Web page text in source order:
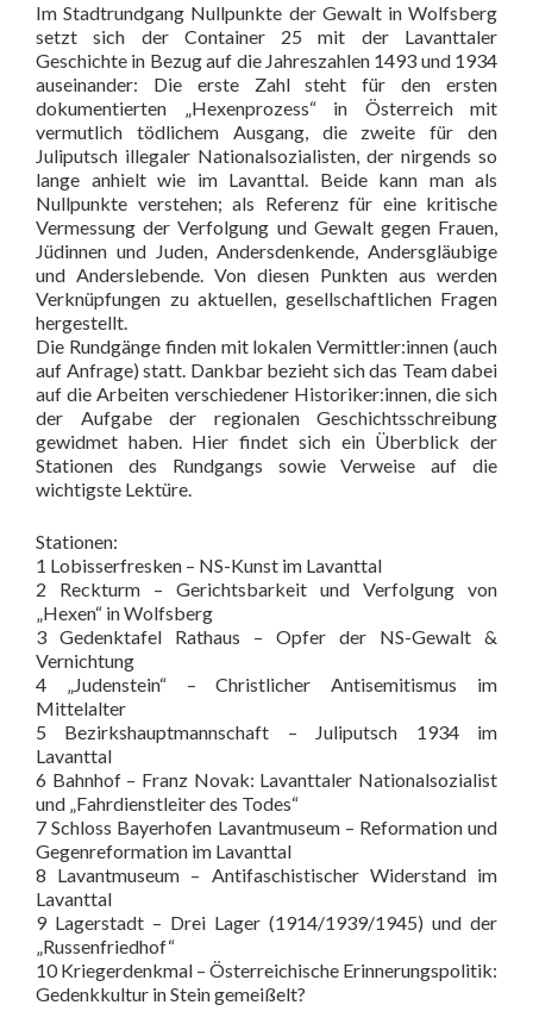
Im Stadtrundgang Nullpunkte der Gewalt in Wolfsberg
setzt sich der Container 25 mit der Lavanttaler
Geschichte in Bezug auf die Jahreszahlen 1493 und 1934
auseinander: Die erste Zahl steht für den ersten
dokumentierten „Hexenprozess“ in Österreich mit
vermutlich tödlichem Ausgang, die zweite für den
Juliputsch illegaler Nationalsozialisten, der nirgends so
lange anhielt wie im Lavanttal. Beide kann man als
Nullpunkte verstehen; als Referenz für eine kritische
Vermessung der Verfolgung und Gewalt gegen Frauen,
Jüdinnen und Juden, Andersdenkende, Andersgläubige
und Anderslebende. Von diesen Punkten aus werden
Verknüpfungen zu aktuellen, gesellschaftlichen Fragen
hergestellt.
Die Rundgänge finden mit lokalen Vermittler:innen (auch
auf Anfrage) statt. Dankbar bezieht sich das Team dabei
auf die Arbeiten verschiedener Historiker:innen, die sich
der Aufgabe der regionalen Geschichtsschreibung
gewidmet haben. Hier findet sich ein Überblick der
Stationen des Rundgangs sowie Verweise auf die
wichtigste Lektüre.
Stationen:
1 Lobisserfresken – NS-Kunst im Lavanttal
2 Reckturm – Gerichtsbarkeit und Verfolgung von
„Hexen“ in Wolfsberg
3 Gedenktafel Rathaus – Opfer der NS-Gewalt &
Vernichtung
4 „Judenstein“ – Christlicher Antisemitismus im
Mittelalter
5 Bezirkshauptmannschaft – Juliputsch 1934 im
Lavanttal
6 Bahnhof – Franz Novak: Lavanttaler Nationalsozialist
und „Fahrdienstleiter des Todes“
7 Schloss Bayerhofen Lavantmuseum – Reformation und
Gegenreformation im Lavanttal
8 Lavantmuseum – Antifaschistischer Widerstand im
Lavanttal
9 Lagerstadt – Drei Lager (1914/1939/1945) und der
„Russenfriedhof“
10 Kriegerdenkmal – Österreichische Erinnerungspolitik:
Gedenkkultur in Stein gemeißelt?